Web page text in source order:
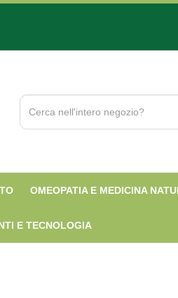
Cerca
Prodotto
OMEOPATIA E MEDICINA
E TECNOLOGIA